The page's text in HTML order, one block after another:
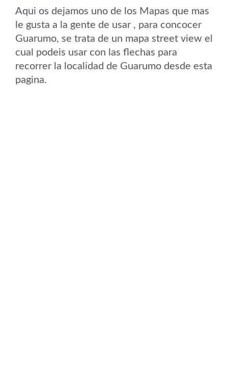
Aqui os dejamos uno de los Mapas que mas
le gusta a la gente de usar , para concocer
Guarumo, se trata de un mapa street view el
cual podeis usar con las flechas para
recorrer la localidad de Guarumo desde esta
pagina.